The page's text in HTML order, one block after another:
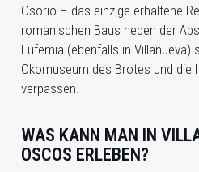
Osorio – das einzige erhaltene
romanischen Baus neben der
Eufemia (ebenfalls in Villanueva)
Ökomuseum des Brotes und die
verpassen.
WAS KANN MAN IN V
OSCOS ERLEBEN?